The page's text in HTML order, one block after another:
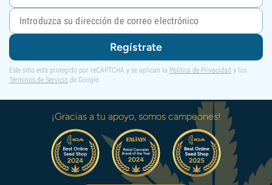
Regístrate
Este sitio está protegido por reCAPTCHA y se aplican la Política de Privacidad y los
Términos de Servicio de Google.
¡Gracias a tu apoyo, somos campeones!